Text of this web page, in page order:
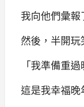
我向他們彙報
然後，半開玩
「我準備重
這是我幸福晚